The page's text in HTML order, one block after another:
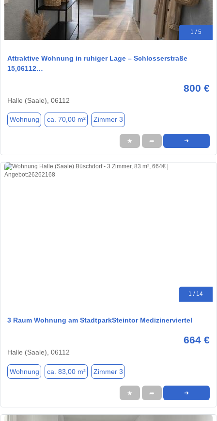
1 / 5
Attraktive Wohnung in ruhiger Lage – Schlosserstraße
15,06112…
800 €
Halle (Saale), 06112
Wohnung ca. 70,00 m² Zimmer 3
★ ➦ ➜
1 / 14
3 Raum Wohnung am StadtparkSteintor Medizinerviertel
664 €
Halle (Saale), 06112
Wohnung ca. 83,00 m² Zimmer 3
★ ➦ ➜